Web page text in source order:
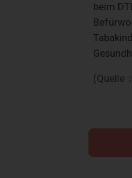
beim
(Quelle